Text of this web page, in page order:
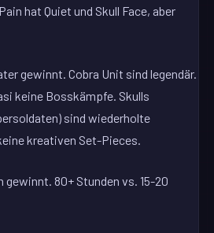
hat Quiet und Skull Face, aber
gewinnt. Cobra Unit sind legendär.
keine Bosskämpfe. Skulls
sind wiederholte
kreativen Set-Pieces.
gewinnt. 80+ Stunden vs. 15-20